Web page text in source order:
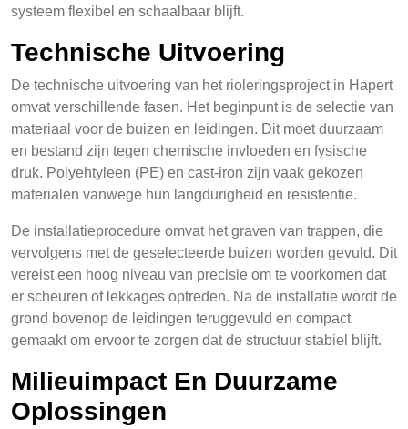
systeem flexibel en schaalbaar blijft.
Technische Uitvoering
De technische uitvoering van het rioleringsproject in Hapert
omvat verschillende fasen. Het beginpunt is de selectie van
materiaal voor de buizen en leidingen. Dit moet duurzaam
en bestand zijn tegen chemische invloeden en fysische
druk. Polyehtyleen (PE) en cast-iron zijn vaak gekozen
materialen vanwege hun langdurigheid en resistentie.
De installatieprocedure omvat het graven van trappen, die
vervolgens met de geselecteerde buizen worden gevuld. Dit
vereist een hoog niveau van precisie om te voorkomen dat
er scheuren of lekkages optreden. Na de installatie wordt de
grond bovenop de leidingen teruggevuld en compact
gemaakt om ervoor te zorgen dat de structuur stabiel blijft.
Milieuimpact En Duurzame
Oplossingen